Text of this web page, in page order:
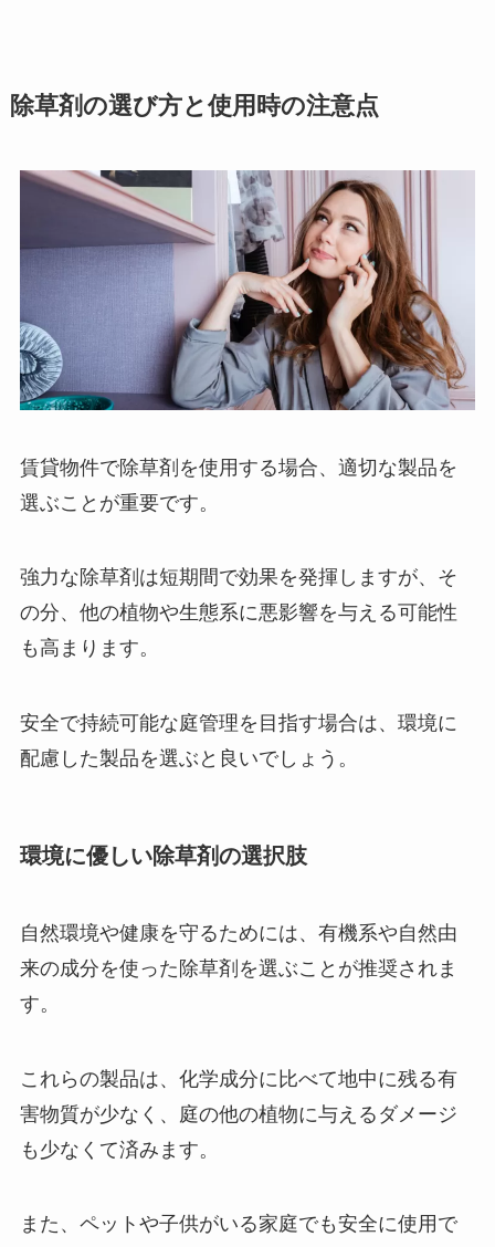
除草剤の選び方と使用時の注意点
賃貸物件で除草剤を使用する場合、適切な製品を
選ぶことが重要です。
強力な除草剤は短期間で効果を発揮しますが、そ
の分、他の植物や生態系に悪影響を与える可能性
も高まります。
安全で持続可能な庭管理を目指す場合は、環境に
配慮した製品を選ぶと良いでしょう。
環境に優しい除草剤の選択肢
自然環境や健康を守るためには、有機系や自然由
来の成分を使った除草剤を選ぶことが推奨されま
す。
これらの製品は、化学成分に比べて地中に残る有
害物質が少なく、庭の他の植物に与えるダメージ
も少なくて済みます。
また、ペットや子供がいる家庭でも安全に使用で